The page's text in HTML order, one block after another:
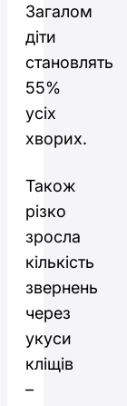
Загалом
діти
становлять
55%
усіх
хворих.
Також
різко
зросла
кількість
звернень
через
укуси
кліщів
–